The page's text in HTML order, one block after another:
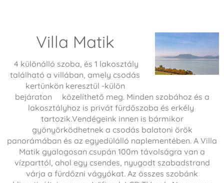
Villa Matik
4 különálló szoba, és 1 lakosztály
található a villában, amely csodás
kertünkön keresztül -külön
bejáraton közelíthető meg. Minden szobához és a
lakosztályhoz is privát fürdőszoba és erkély
tartozik.Vendégeink innen is bármikor
gyönyörködhetnek a csodás balatoni örök
panorámában és az egyedülálló naplementében. A Villa
Matik gyalogosan csupán 100m távolságra van a
vízparttól, ahol egy csendes, nyugodt szabadstrand
várja a fürdőzni vágyókat. Az összes szobánk